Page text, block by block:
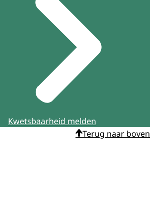
Kwetsbaarheid melden
Terug naar boven